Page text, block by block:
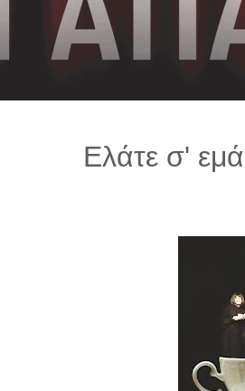
Ελάτε σ'